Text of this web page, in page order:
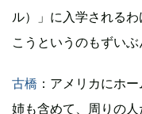
ル）」に入学される
こうというのもずいぶ
古橋 ：アメリカにホ
姉も含めて、周りの